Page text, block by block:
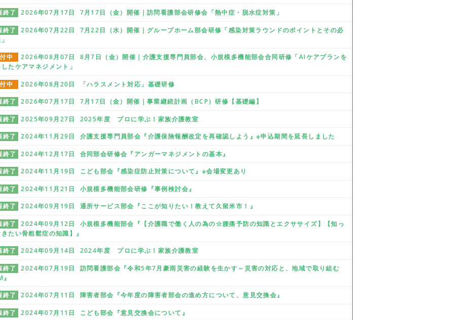
終了 2026年07月17日 7月17日（金）開催｜訪問看護部会研修会「熱中症・脱水症対策」
終了
2026年07月22日 7月22日（水）開催｜グループホーム部会研修「感染対策ラウンドのポイントとその必
中
2026年08月07日 8月7日（金）開催｜介護支援専門員部会、小規模多機能部会合同研修「AIケアプランを
たケアマネジメント」
中 2026年08月20日 「ハラスメント対応」基礎研修
終了 2026年07月17日 7月17日（金）開催｜事業継続計画（BCP）研修【基礎編】
終了 2025年09月27日 2025年度 プロに学ぶ！家族介護教室
終了 2024年11月29日 介護支援専門員部会『介護保険報酬改定を再確認しよう』※申込期間を延長しました
終了 2024年12月17日 合同部会研修会『アンガーマネジメントの基本』
終了 2024年11月19日 こども部会『感染症防止対策について』※会場変更あり
終了 2024年11月21日 小規模多機能部会研修『事例検討会』
終了 2024年09月19日 通所サービス部会『ここが知りたい！教えて久留米市！』
終了
2024年09月12日 小規模多機能部会『【介護職で働く人の為の☆腰痛予防の知識とエクササイズ】【知っ
たい骨粗鬆症の知識】』
終了 2024年09月14日 2024年度 プロに学ぶ！家族介護教室
終了
2024年07月19日 訪問看護部会『令和5年7月豪雨災害の経験を生かす～災害の対応と、地域で取り組む
終了 2024年07月11日 障害者部会『今年度の障害者部会の進め方について、意見交換会』
終了 2024年07月11日 こども部会『意見交換会について』